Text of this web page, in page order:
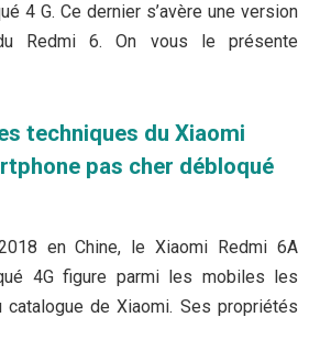
4 G. Ce dernier s’avère une version
Redmi 6. On vous le présente
techniques du Xiaomi
pas cher débloqué
en Chine, le Xiaomi Redmi 6A
4G figure parmi les mobiles les
de Xiaomi. Ses propriétés